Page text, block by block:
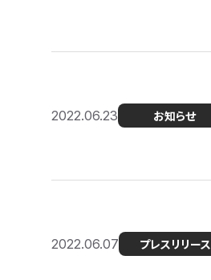
2022.06.23 お知らせ
2022.06.07 プレスリリース